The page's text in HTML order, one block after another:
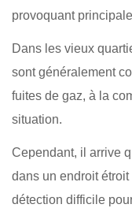
provoquant
Dans les vieux
sont généralement
fuites de gaz, à la
situation.
Cependant, il arrive
dans un endroit
détection difficile